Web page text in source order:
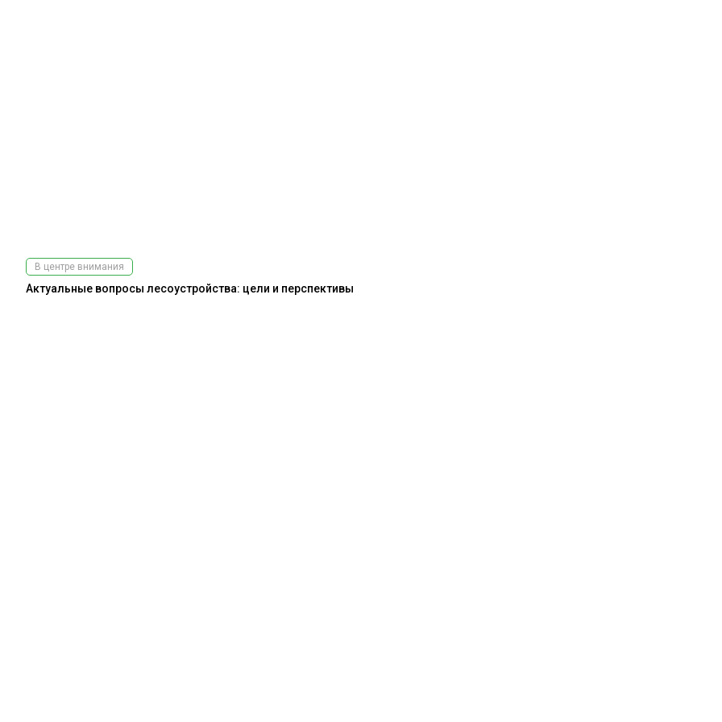
В центре внимания
Актуальные вопросы лесоустройства: цели и перспективы